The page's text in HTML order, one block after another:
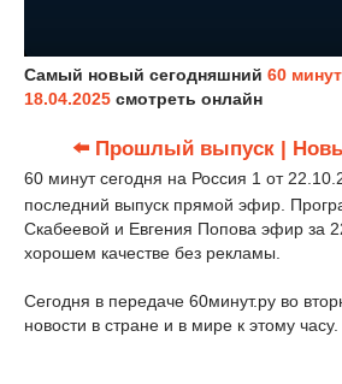
Самый новый сегодняшний 60
18.04.2025 смотреть онлайн
⬅️ Прошлый выпуск |
60 минут сегодня на Россия 1 от
последний выпуск прямой эфир.
Скабеевой и Евгения Попова эфир за
хорошем качестве без рекламы.
Сегодня в передаче 60минут.ру во
новости в стране и в мире к этому часу.